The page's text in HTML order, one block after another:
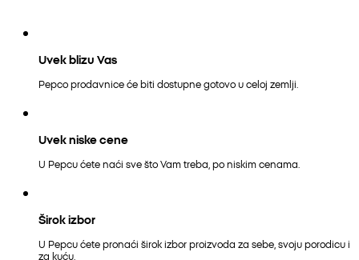
Uvek blizu Vas
Pepco prodavnice će biti dostupne gotovo u celoj zemlji.
Uvek niske cene
U Pepcu ćete naći sve što Vam treba, po niskim cenama.
Širok izbor
U Pepcu ćete pronaći širok izbor proizvoda za sebe, svoju porodicu i
za kuću.